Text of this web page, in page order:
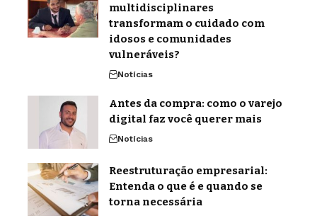
multidisciplinares
transformam o cuidado com
idosos e comunidades
vulneráveis?
Notícias
Antes da compra: como o varejo
digital faz você querer mais
Notícias
Reestruturação empresarial:
Entenda o que é e quando se
torna necessária